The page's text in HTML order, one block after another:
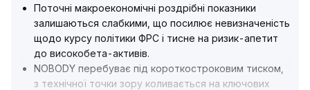
Поточні макроекономічні роздрібні показники
залишаються слабкими, що посилює невизначеність
щодо курсу політики ФРС і тисне на ризик-апетит
до високобета-активів.
NOBODY перебуває під короткостроковим тиском,
з технічної точки зору коливається на ключових